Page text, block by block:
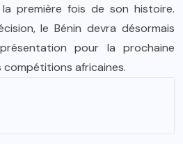
première fois de son histoire.
le Bénin devra désormais
pour la prochaine
compétitions africaines.